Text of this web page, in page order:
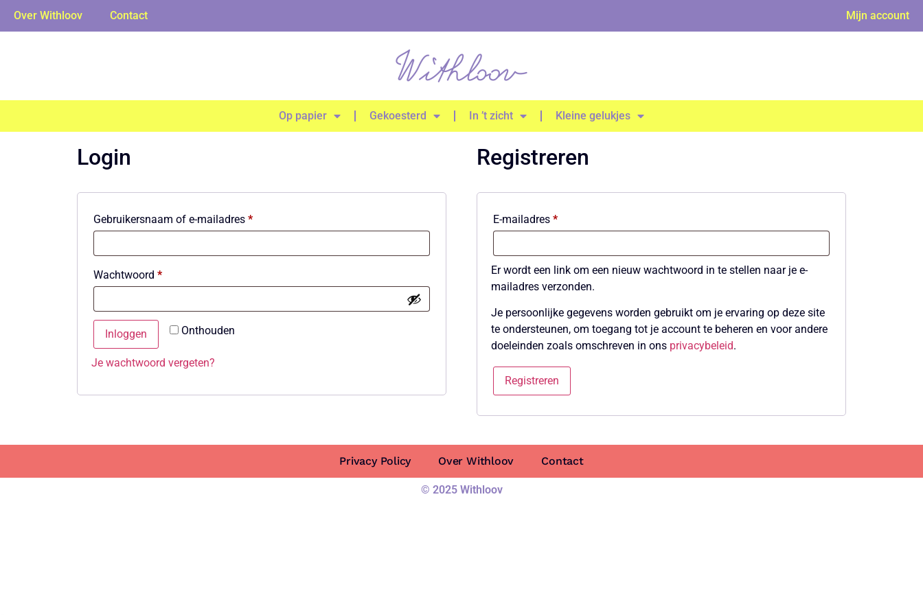
Over Withloov Contact Mijn account
Op papier Gekoesterd In ’t zicht Kleine gelukjes
Login
Gebruikersnaam of e-mailadres *
Wachtwoord *
Onthouden
Inloggen
Je wachtwoord vergeten?
Registreren
E-mailadres*
Er wordt een link om een nieuw wachtwoord in te stellen naar je e-
mailadres verzonden.
Je persoonlijke gegevens worden gebruikt om je ervaring op deze site
te ondersteunen, om toegang tot je account te beheren en voor andere
doeleinden zoals omschreven in ons privacybeleid.
Registreren
Privacy Policy Over Withloov Contact
© 2025 Withloov